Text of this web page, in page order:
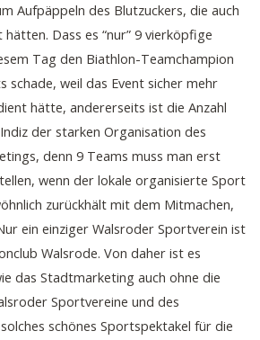
Aufpäppeln des Blutzuckers, die auch
Dass es “nur” 9 vierköpfige
Tag den Biathlon-Teamchampion
schade, weil das Event sicher mehr
hätte, andererseits ist die Anzahl
der starken Organisation des
denn 9 Teams muss man erst
wenn der lokale organisierte Sport
zurückhält mit dem Mitmachen,
ein einziger Walsroder Sportverein ist
Walsrode. Von daher ist es
das Stadtmarketing auch ohne die
Sportvereine und des
schönes Sportspektakel für die